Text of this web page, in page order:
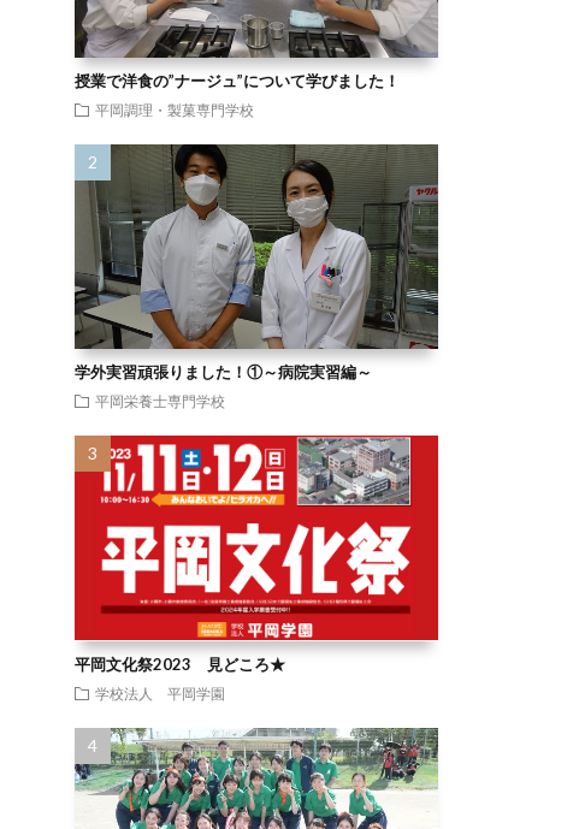
授業で洋食の”ナージュ”について学びました！
平岡調理・製菓専門学校
学外実習頑張りました！①～病院実習編～
平岡栄養士専門学校
平岡文化祭2023 見どころ★
学校法人 平岡学園